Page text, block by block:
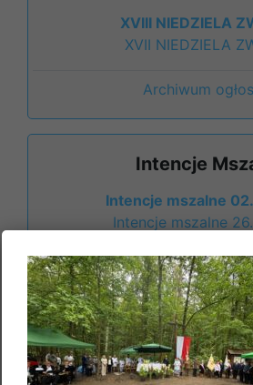
XVIII NIEDZIELA
XVII NIEDZIELA
Archiwum
Intencje
Intencje mszalne
Intencje mszalne
Archiwum
Informacje
Standardy ochrony